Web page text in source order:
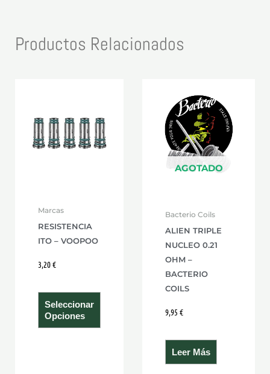
Productos Relacionados
Marcas
RESISTENCIA
ITO – VOOPOO
3,20€
Seleccionar
Opciones
tiene
múltiples
variantes.
AGOTADO
Bacterio Coils
ALIEN TRIPLE
NUCLEO 0.21
OHM –
BACTERIO
COILS
9,95 €
Leer Más